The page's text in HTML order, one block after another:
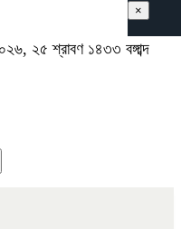
২৫ শ্রাবণ ১৪৩৩ বঙ্গাব্দ
×